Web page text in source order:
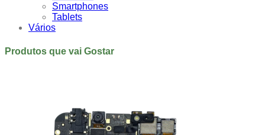
Smartphones
Tablets
Vários
Produtos que vai Gostar